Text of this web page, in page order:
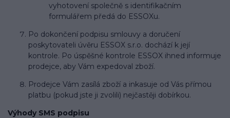
vyhotovení společně s identifikačním
formulářem předá do ESSOXu.
Po dokončení podpisu smlouvy a doručení
poskytovateli úvěru ESSOX s.r.o. dochází k její
kontrole. Po úspěšné kontrole ESSOX ihned informuje
prodejce, aby Vám expedoval zboží.
Prodejce Vám zasílá zboží a inkasuje od Vás přímou
platbu (pokud jste ji zvolili) nejčastěji dobírkou.
Výhody SMS podpisu